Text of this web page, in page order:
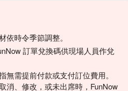
依時令季節調整。
訂單兌換碼供現場人員作兌
無需提前付款或支付訂位費用。
消、修改，或未出席時，FunNow